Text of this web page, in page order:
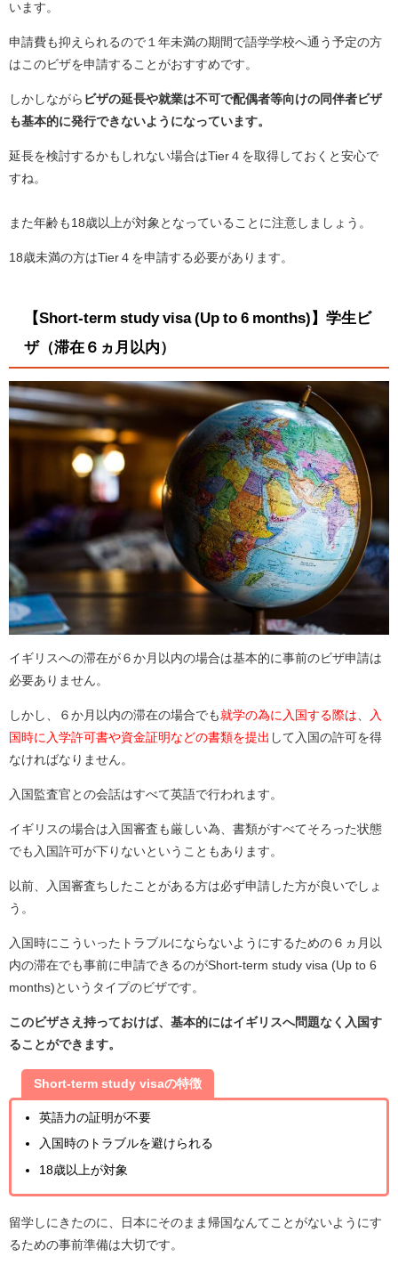
います。
申請費も抑えられるので１年未満の期間で語学学校へ通う予定の方
はこのビザを申請することがおすすめです。
しかしながら ビザの延長や就業は不可で配偶者等向けの同伴者ビザ
も基本的に発行できないようになっています。
延長を検討するかもしれない場合はTier４を取得しておくと安心で
すね。
また年齢も18歳以上が対象となっていることに注意しましょう。
18歳未満の方はTier４を申請する必要があります。
【Short-term study visa (Up to 6 months)】学生ビ
ザ（滞在６ヵ月以内）
イギリスへの滞在が６か月以内の場合は基本的に事前のビザ申請は
必要ありません。
しかし、６か月以内の滞在の場合でも就学の為に入国する際は
入
国時に入学許可書や資金証明などの書類を提出 して入国の許可を得
なければなりません。
入国監査官との会話はすべて英語で行われます。
イギリスの場合は入国審査も厳しい為、書類がすべてそろった状態
でも入国許可が下りないということもあります。
以前、入国審査ちしたことがある方は必ず申請した方が良いでしょ
う。
入国時にこういったトラブルにならないようにするための６ヵ月以
内の滞在でも事前に申請できるのがShort-term study visa (Up to 6
months)というタイプのビザです。
このビザさえ持っておけば、基本的にはイギリスへ問題なく入国す
ることができます。
Short-term study visaの特徴
英語力の証明が不要
入国時のトラブルを避けられる
18歳以上が対象
留学しにきたのに、日本にそのまま帰国なんてことがないようにす
るための事前準備は大切です。